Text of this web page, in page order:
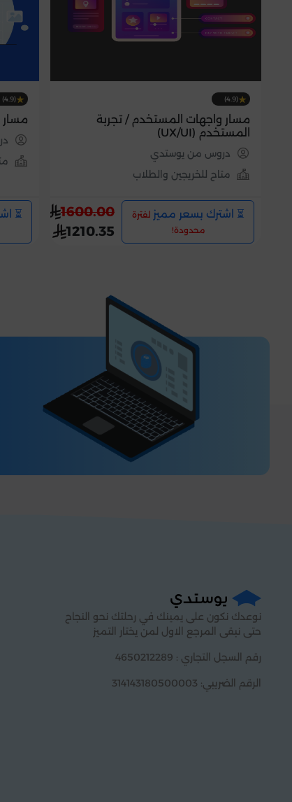
(4.9)
مسار واجهات المستخدم / تجربة
المستخدم (UX/UI)
دروس من يوستدي
متاح للخريجين والطلاب
⏳ اشترك بسعر مميزلفترة
محدودة!
1600.00
1210.35
(4.9)
⏳
نوعدك نكون على يمينك في رحلتك نحو النجاح
حتى نبقى المرجع الاول لمن يختار التميز
رقم السجل التجاري : 4650212289
الرقم الضريبي: 314143180500003